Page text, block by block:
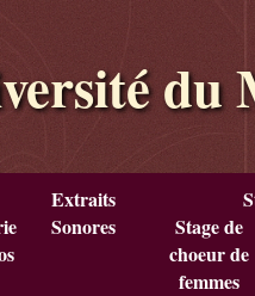
du
Extraits
Sonores
Stage de
choeur de
femmes